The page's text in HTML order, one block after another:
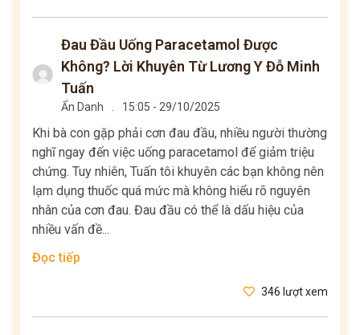
Đau Đầu Uống Paracetamol Được
Không? Lời Khuyên Từ Lương Y Đỗ Minh
Tuấn
Ẩn Danh 15:05 - 29/10/2025
Khi bà con gặp phải cơn đau đầu, nhiều người thường
nghĩ ngay đến việc uống paracetamol để giảm triệu
chứng. Tuy nhiên, Tuấn tôi khuyên các bạn không nên
lạm dụng thuốc quá mức mà không hiểu rõ nguyên
nhân của cơn đau. Đau đầu có thể là dấu hiệu của
nhiều vấn đề...
Đọc tiếp
346 lượt xem